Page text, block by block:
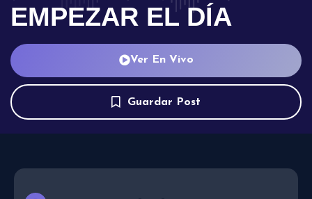
EMPEZAR EL DÍA
Ver En Vivo
Guardar Post